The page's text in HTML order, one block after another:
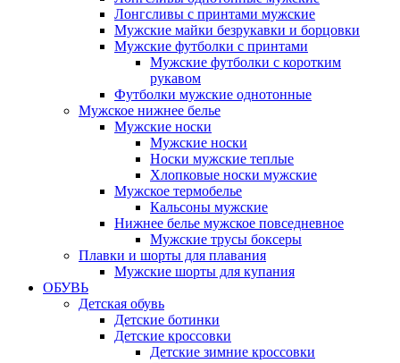
Лонгсливы с принтами мужские
Мужские майки безрукавки и борцовки
Мужские футболки с принтами
Мужские футболки с коротким
рукавом
Футболки мужские однотонные
Мужское нижнее белье
Мужские носки
Мужские носки
Носки мужские теплые
Хлопковые носки мужские
Мужское термобелье
Кальсоны мужские
Нижнее белье мужское повседневное
Мужские трусы боксеры
Плавки и шорты для плавания
Мужские шорты для купания
ОБУВЬ
Детская обувь
Детские ботинки
Детские кроссовки
Детские зимние кроссовки